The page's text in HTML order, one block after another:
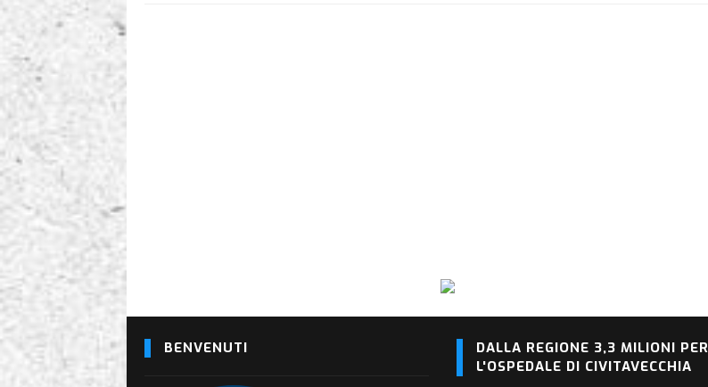
BENVENUTI
DALLA REGIONE 3,3 MILIONI PER
L'OSPEDALE DI CIVITAVECCHIA